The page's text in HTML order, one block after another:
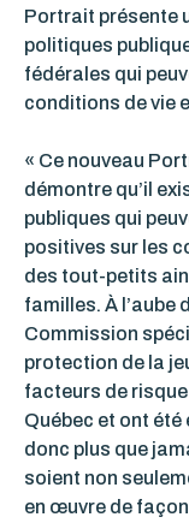
Portrait présente
politiques
fédérales qui
conditions de vie
« Ce nouveau
démontre qu’il
publiques qui
positives sur les
des tout-petits
familles. À l’aube
Commission
protection de la
facteurs de
Québec et ont été
donc plus que
soient non
en œuvre de